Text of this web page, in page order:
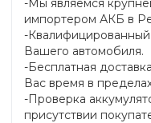
-Мы являемся
импортером АКБ в
-
Вашего автомобиля.
-Бесплатная
Вас время в
-Проверка
присутствии